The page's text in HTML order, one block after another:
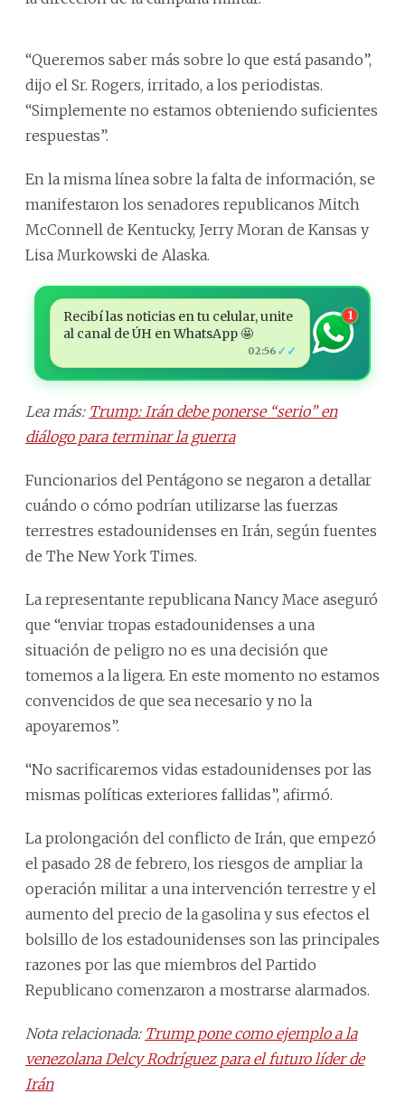
“Queremos saber más sobre lo que está pasando”,
dijo el Sr. Rogers, irritado, a los periodistas.
“Simplemente no estamos obteniendo suficientes
respuestas”.
En la misma línea sobre la falta de información, se
manifestaron los senadores republicanos Mitch
McConnell de Kentucky, Jerry Moran de Kansas y
Lisa Murkowski de Alaska.
Recibí las noticias en tu celular, unite
al canal de ÚH en WhatsApp 🤩
02:56 ✓✓
1
Lea más: Trump: Irán debe ponerse “serio” en
diálogo para terminar la guerra
Funcionarios del Pentágono se negaron a detallar
cuándo o cómo podrían utilizarse las fuerzas
terrestres estadounidenses en Irán, según fuentes
de The New York Times.
La representante republicana Nancy Mace aseguró
que “enviar tropas estadounidenses a una
situación de peligro no es una decisión que
tomemos a la ligera. En este momento no estamos
convencidos de que sea necesario y no la
apoyaremos”.
“No sacrificaremos vidas estadounidenses por las
mismas políticas exteriores fallidas”, afirmó.
La prolongación del conflicto de Irán, que empezó
el pasado 28 de febrero, los riesgos de ampliar la
operación militar a una intervención terrestre y el
aumento del precio de la gasolina y sus efectos el
bolsillo de los estadounidenses son las principales
razones por las que miembros del Partido
Republicano comenzaron a mostrarse alarmados.
Nota relacionada: Trump pone como ejemplo a la
venezolana Delcy Rodríguez para el futuro líder de
Irán